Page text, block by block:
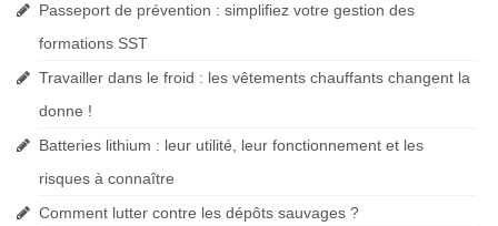
Passeport de prévention : simplifiez votre gestion des
formations SST
Travailler dans le froid : les vêtements chauffants changent la
donne !
Batteries lithium : leur utilité, leur fonctionnement et les
risques à connaître
Comment lutter contre les dépôts sauvages ?